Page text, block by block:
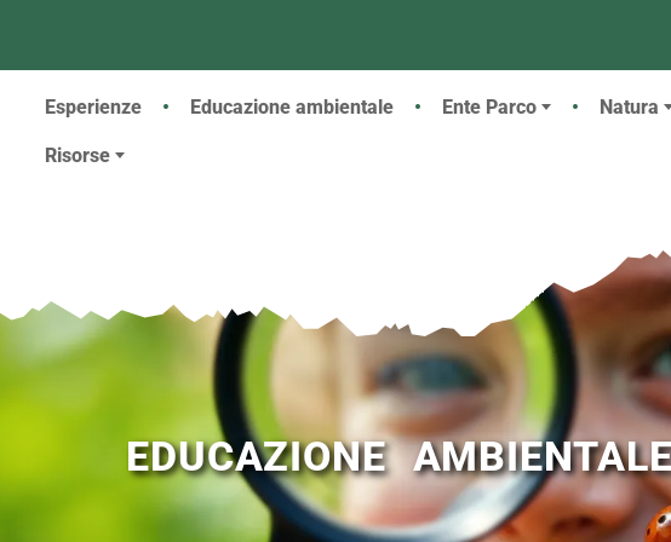
Menù principale
Esperienze Educazione ambientale Ente Parco Natura
Risorse
EDUCAZIONE